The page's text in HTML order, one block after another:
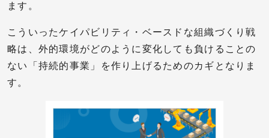
ます。
こういったケイパビリティ・ベースドな組織づくり戦
略は、外的環境がどのように変化しても負けることの
ない「持続的事業」を作り上げるためのカギとなりま
す。